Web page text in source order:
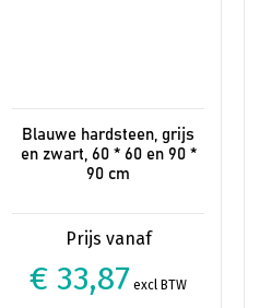
Blauwe hardsteen, grijs
en zwart, 60 * 60 en 90 *
90 cm
€ 33,87 excl BTW